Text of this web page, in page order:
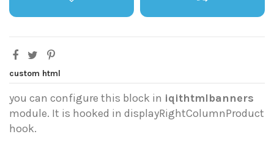
custom html
you can configure this block in iqithtmlbanners
module. It is hooked in displayRightColumnProduct
hook.